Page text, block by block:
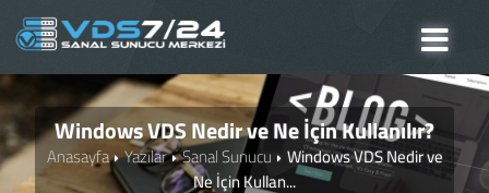
Windows VDS Nedir ve Ne İçin Kullanılır?
Anasayfa Yazılar Sanal Sunucu
Windows VDS Nedir ve
Ne İçin Kullan...